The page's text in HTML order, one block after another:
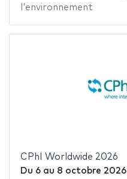
l'environnement
CPhI Worldwide 2026
Du 6au 8 octobre 2026